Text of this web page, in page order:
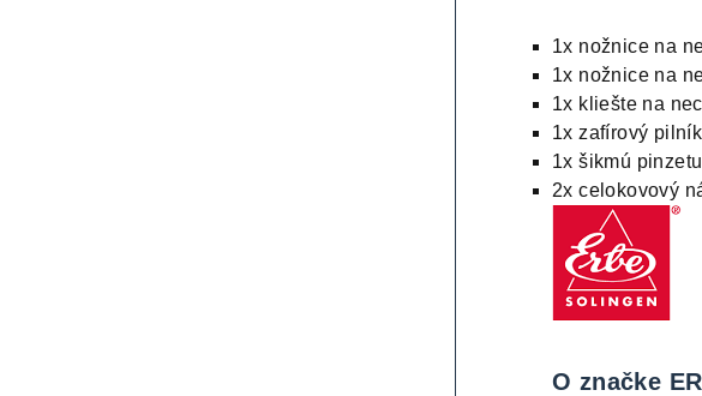
1x nožnice na
1x nožnice na
1x kliešte na
1x zafírový pilník
1x šikmú pinzetu
2x celokovový
O značke